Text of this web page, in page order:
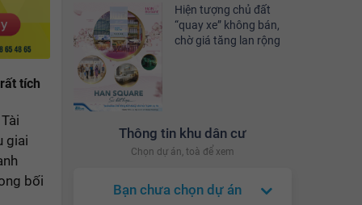
Hiện tượng chủ đất
“quay xe” không bán,
chờ giá tăng lan rộng
Thông tin khu dân cư
Chọn dự án, toà để xem
Bạn chưa chọn dự án
tích
giai
bối